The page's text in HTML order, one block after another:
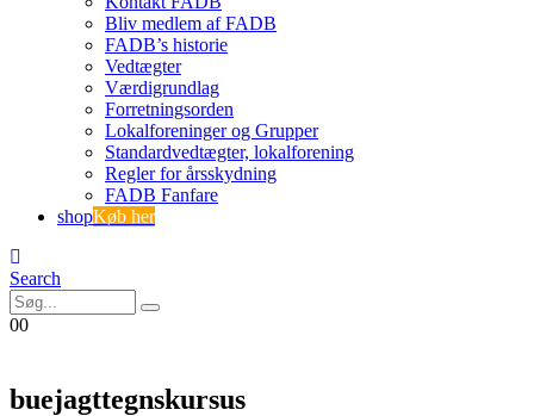
Bliv medlem af FADB
FADB’s historie
Vedtægter
Værdigrundlag
Forretningsorden
Lokalforeninger og Grupper
Standardvedtægter, lokalforening
Regler for årsskydning
FADB Fanfare
shopKøb her
Search
00
buejagttegnskursus